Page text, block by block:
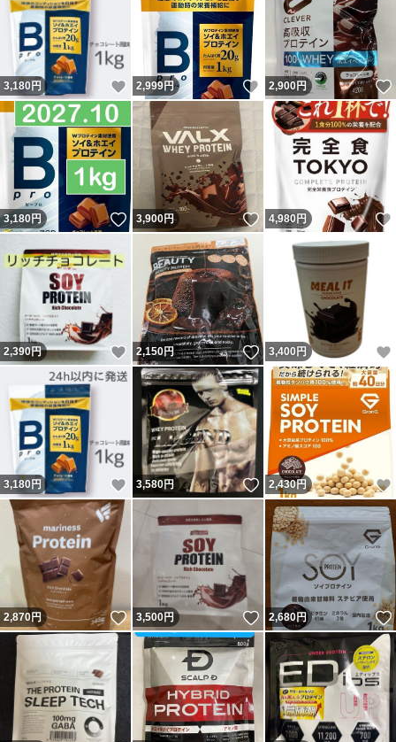
3,180円 いいね！
2,999円 いいね！
2,900円
3,180円 いいね！
3,900円 いいね！
4,980 円
2,390円 いいね！
2,150円 いいね！
3,400 円
3,180円 いいね！
3,580円 いいね！
2,430円
2,870円 いいね！
3,500円 いいね！
2,680円